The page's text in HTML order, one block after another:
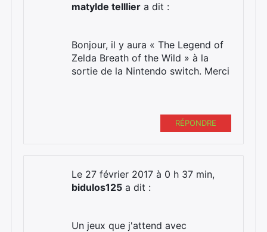
matylde telllier a dit :
Bonjour, il y aura « The Legend of
Zelda Breath of the Wild » à la
sortie de la Nintendo switch. Merci
RÉPONDRE
Le 27 février 2017 à 0 h 37 min,
bidulos125 a dit :
Un jeux que j'attend avec